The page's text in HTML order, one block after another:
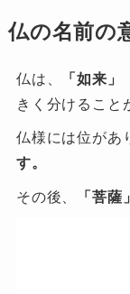
仏の名前の
仏は、 「如来
きく分けること
仏様には位があ
す。
その後、 「菩